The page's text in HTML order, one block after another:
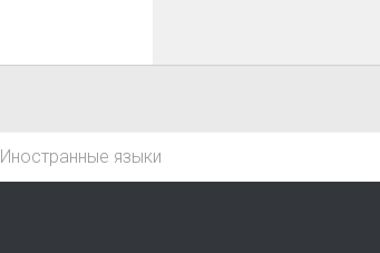
Иностранные языки